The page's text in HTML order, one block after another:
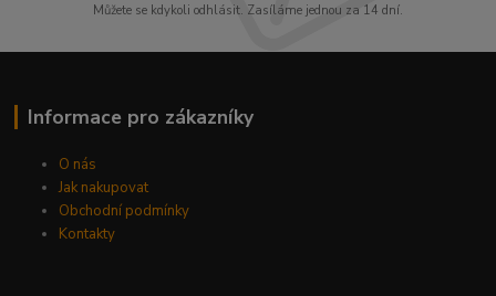
Můžete se kdykoli odhlásit. Zasíláme jednou za 14 dní.
Informace pro zákazníky
O nás
Jak nakupovat
Obchodní podmínky
Kontakty